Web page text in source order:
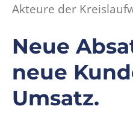
Akteure der
Neue
neue
Umsatz.